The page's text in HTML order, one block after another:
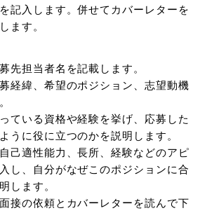
記入します。併せてカバーレターを
ます。
先担当者名を記載します。
経緯、希望のポジション、志望動機
ている資格や経験を挙げ、応募した
うに役に立つのかを説明します。
己適性能力、長所、経験などのアピ
し、自分がなぜこのポジションに合
します。
接の依頼とカバーレターを読んで下